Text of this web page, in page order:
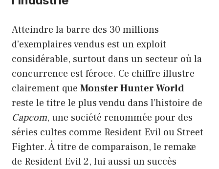
Atteindre la barre des 30 millions
d’exemplaires vendus est un exploit
considérable, surtout dans un secteur où la
concurrence est féroce. Ce chiffre illustre
clairement que Monster Hunter World
reste le titre le plus vendu dans l’histoire de
Capcom, une société renommée pour des
séries cultes comme Resident Evil ou Street
Fighter. À titre de comparaison, le remake
de Resident Evil 2, lui aussi un succès